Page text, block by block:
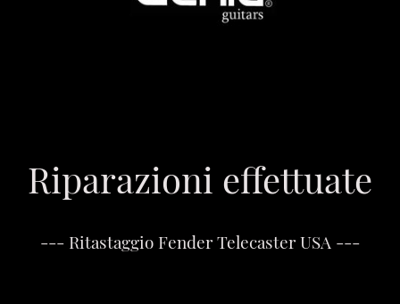
Riparazioni effettuate
--- Ritastaggio Fender Telecaster USA ---